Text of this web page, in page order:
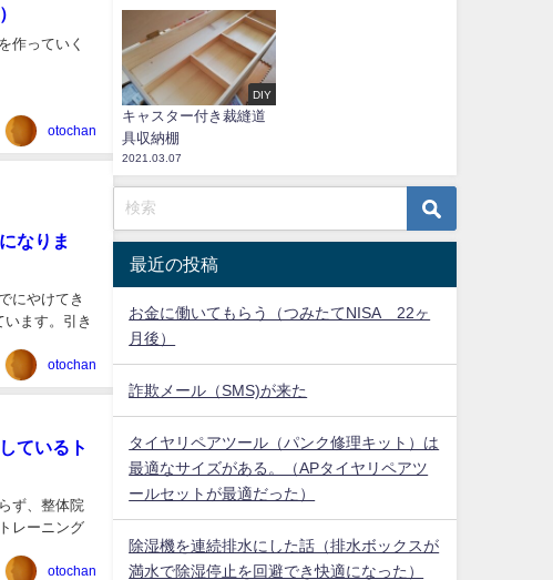
作っていく
otochan
なりま
にやけてき
ます。引き
otochan
ているト
ず、整体院
レーニング
otochan
DIY
キャスター付き裁縫道
具収納棚
2021.03.07
最近の投稿
お金に働いてもらう（つみたてNISA 22ヶ
月後）
詐欺メール（SMS)が来た
タイヤリペアツール（パンク修理キット）は
最適なサイズがある。（APタイヤリペアツ
ールセットが最適だった）
除湿機を連続排水にした話（排水ボックスが
満水で除湿停止を回避でき快適になった）